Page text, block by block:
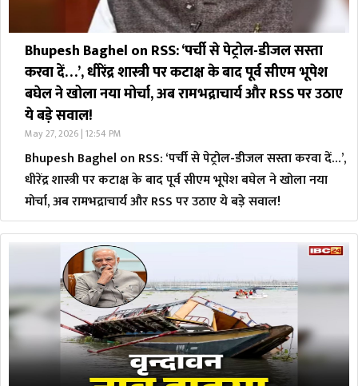
Bhupesh Baghel on RSS: ‘पर्ची से पेट्रोल-डीजल सस्ता
करवा दें…’, धीरेंद्र शास्त्री पर कटाक्ष के बाद पूर्व सीएम भूपेश
बघेल ने खोला नया मोर्चा, अब रामभद्राचार्य और RSS पर उठाए
ये बड़े सवाल!
May 27, 2026 | 12:54 PM
Bhupesh Baghel on RSS: ‘पर्ची से पेट्रोल-डीजल सस्ता करवा दें…’,
धीरेंद्र शास्त्री पर कटाक्ष के बाद पूर्व सीएम भूपेश बघेल ने खोला नया
मोर्चा, अब रामभद्राचार्य और RSS पर उठाए ये बड़े सवाल!